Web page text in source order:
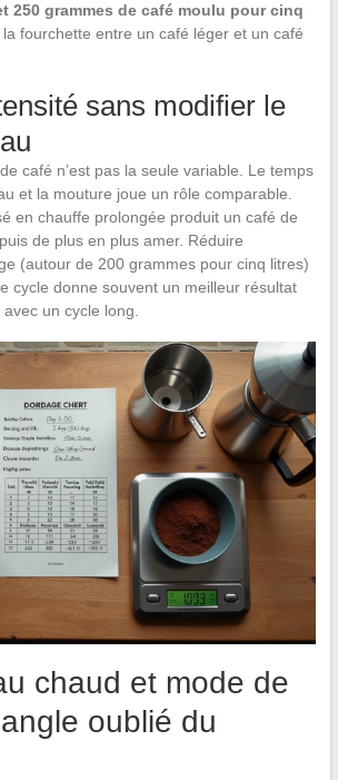
250 grammes de café moulu pour cinq
fourchette entre un café léger et un café
sans modifier le
café n’est pas la seule variable. Le temps
et la mouture joue un rôle comparable.
en chauffe prolongée produit un café de
de plus en plus amer. Réduire
(autour de 200 grammes pour cinq litres)
cycle donne souvent un meilleur résultat
un cycle long.
chaud et mode de
oublié du